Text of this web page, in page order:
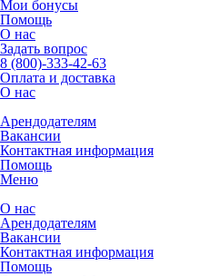
Мои бонусы
Помощь
О нас
Задать вопрос
8 (800)-333-42-63
Оплата и доставка
О нас
Арендодателям
Вакансии
Контактная информация
Помощь
Меню
О нас
Арендодателям
Вакансии
Контактная информация
Помощь